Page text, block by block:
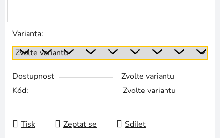
Varianta:
Dostupnost
Zvolte variantu
Kód:
Zvolte variantu
Tisk Zeptat se Sdílet